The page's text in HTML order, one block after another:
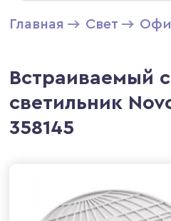
Главная Свет
Встраиваемый
светильник
358145